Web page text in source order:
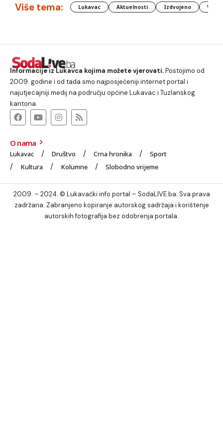
Više tema: Lukavac Aktuelnosti Izdvojeno
Informacije iz Lukavca kojima možete vjerovati.Postojimo od
2009. godine i od tada smo najposjećeniji internet portal i
najutjecajniji medij na području općine Lukavac i Tuzlanskog
kantona.
O nama
Lukavac Društvo Crna hronika
Sport
Kultura
Kolumne Slobodno vrijeme
2009. – 2024. © Lukavački info portal – SodaLIVE.ba. Sva prava
zadržana. Zabranjeno kopiranje autorskog sadržaja i korištenje
autorskih fotografija bez odobrenja portala.